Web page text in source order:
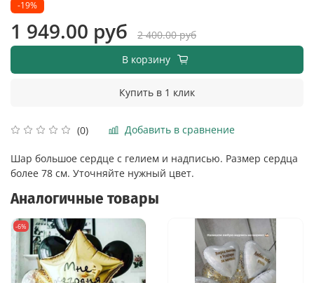
(0) Добавить в сравнение
-19%
1 949.00 руб
2 400.00 руб
В корзину
Купить в 1 клик
Шар большое сердце с гелием и надписью. Размер сердца
более 78 см. Уточняйте нужный цвет.
Аналогичные товары
-6%